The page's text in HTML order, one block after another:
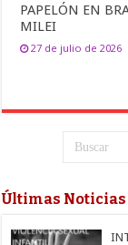
PAPELÓN EN
MILEI
27 de julio de 2026
Últimas Noticias